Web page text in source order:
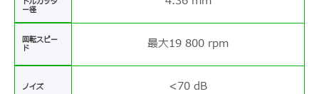
ー径
回転スピー
ド
最大19 800 rpm
ノイズ <70 dB